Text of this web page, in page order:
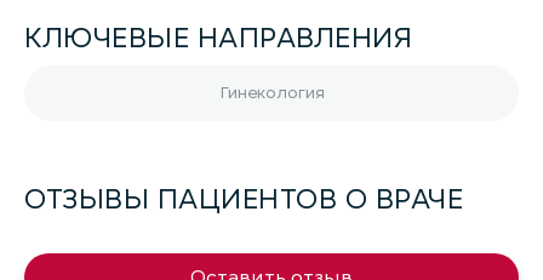
КЛЮЧЕВЫЕ НАПРАВЛЕНИЯ
Гинекология
ОТЗЫВЫ ПАЦИЕНТОВ О ВРАЧЕ